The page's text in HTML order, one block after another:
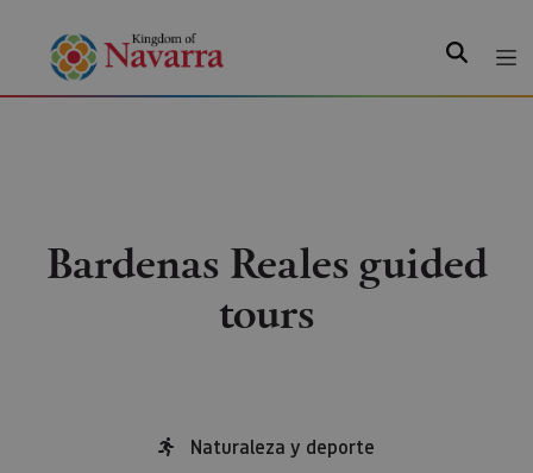
Search
Bardenas Reales guided
tours
Naturaleza y deporte